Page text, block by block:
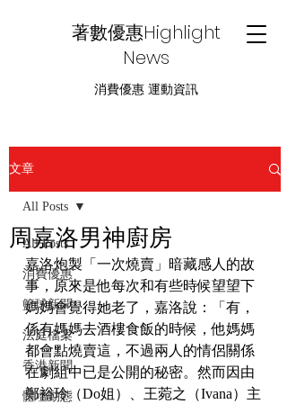
著數優惠Highlight
News
消費優惠 運動資訊
文章
All Posts
消費優惠
籃球新聞
法庭檔案
香港新聞
體壇動態
All Posts
周嘉洛男神廚房
嘉洛炮製「一次燒賣」暗藏感人的故
事，原來是他每次和有些時候望望下
媽媽會覺得她老了，嘉洛說：「有，
係有媽媽去酒樓食飯的時候，他媽媽
都會點燒賣這，不過兩人的情侶關係
在劇組中已是公開的秘密。然而因由
鄭裕玲（Do姐）、王菀之（Ivana）主